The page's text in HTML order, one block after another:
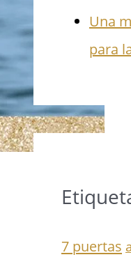
Una
para
7 puertas